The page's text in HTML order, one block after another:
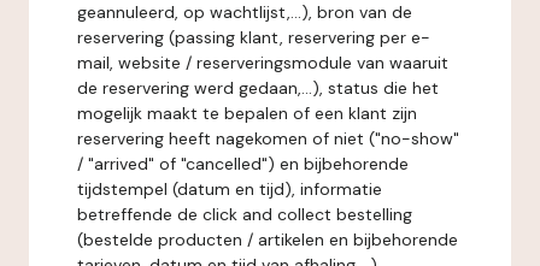
geannuleerd, op wachtlijst,...), bron van de
reservering (passing klant, reservering per e-
mail, website / reserveringsmodule van waaruit
de reservering werd gedaan,...), status die het
mogelijk maakt te bepalen of een klant zijn
reservering heeft nagekomen of niet ("no-show"
/ "arrived" of "cancelled") en bijbehorende
tijdstempel (datum en tijd), informatie
betreffende de click and collect bestelling
(bestelde producten / artikelen en bijbehorende